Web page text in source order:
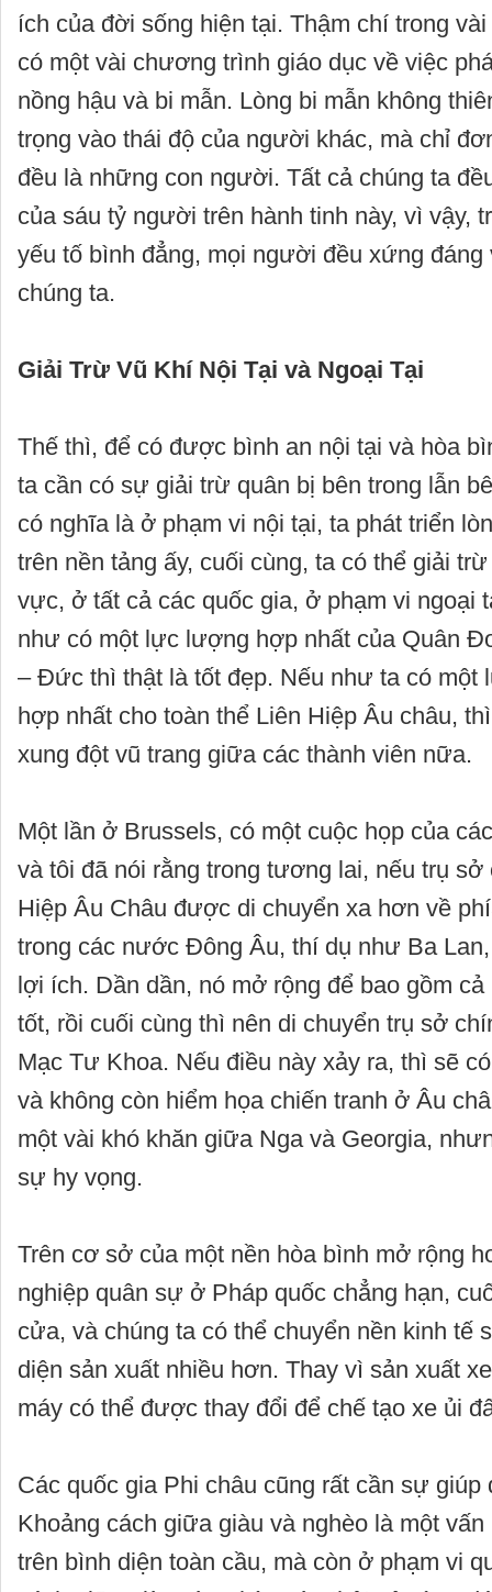
ích của đời sống hiện tại. Thậm chí trong
có một vài chương trình giáo dục về việc
nồng hậu và bi mẫn. Lòng bi mẫn không
trọng vào thái độ của người khác, mà chỉ
đều là những con người. Tất cả chúng ta
của sáu tỷ người trên hành tinh này, vì vậy,
yếu tố bình đẳng, mọi người đều xứng đáng
chúng ta.
Giải Trừ Vũ Khí Nội Tại và Ngoại Tại
Thế thì, để có được bình an nội tại và hòa
ta cần có sự giải trừ quân bị bên trong lẫn
có nghĩa là ở phạm vi nội tại, ta phát triển
trên nền tảng ấy, cuối cùng, ta có thể giải
vực, ở tất cả các quốc gia, ở phạm vi ngoại
như có một lực lượng hợp nhất của Quân
– Đức thì thật là tốt đẹp. Nếu như ta có một
hợp nhất cho toàn thể Liên Hiệp Âu châu,
xung đột vũ trang giữa các thành viên nữa.
Một lần ở Brussels, có một cuộc họp của
và tôi đã nói rằng trong tương lai, nếu trụ sở
Hiệp Âu Châu được di chuyển xa hơn về
trong các nước Đông Âu, thí dụ như Ba
lợi ích. Dần dần, nó mở rộng để bao gồm
tốt, rồi cuối cùng thì nên di chuyển trụ sở
Mạc Tư Khoa. Nếu điều này xảy ra, thì sẽ
và không còn hiểm họa chiến tranh ở Âu
một vài khó khăn giữa Nga và Georgia,
sự hy vọng.
Trên cơ sở của một nền hòa bình mở rộng
nghiệp quân sự ở Pháp quốc chẳng hạn,
cửa, và chúng ta có thể chuyển nền kinh tế
diện sản xuất nhiều hơn. Thay vì sản xuất
máy có thể được thay đổi để chế tạo xe ủi
Các quốc gia Phi châu cũng rất cần sự giúp
Khoảng cách giữa giàu và nghèo là một
trên bình diện toàn cầu, mà còn ở phạm vi